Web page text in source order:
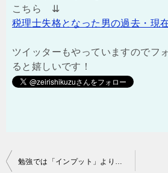
こちら ⇊
税理士失格となった男の過去・現
ツイッターもやっていますのでフ
ると嬉しいです！
投
勉強では「インプット」よりも「アウトプット」の方が重視されているという話